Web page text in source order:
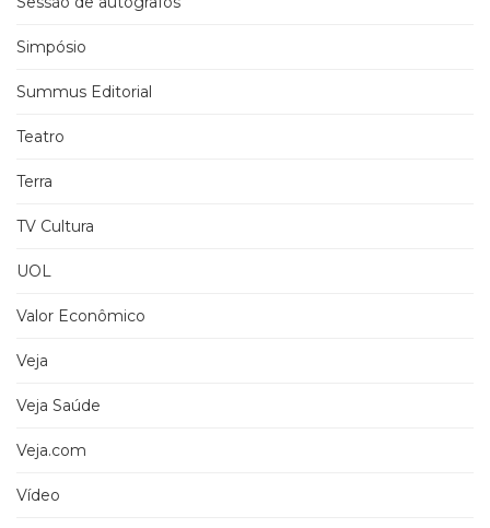
Simpósio
Summus Editorial
Teatro
Terra
TV Cultura
UOL
Valor Econômico
Veja
Veja Saúde
Veja.com
Vídeo